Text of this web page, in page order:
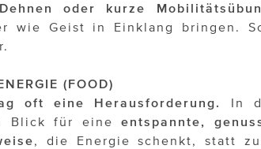
oder kurze
wie Geist in Einklang bringen.
(FOOD)
oft eine Herausforderung.
In
Blick für eineentspannte,
, die Energie schenkt, statt